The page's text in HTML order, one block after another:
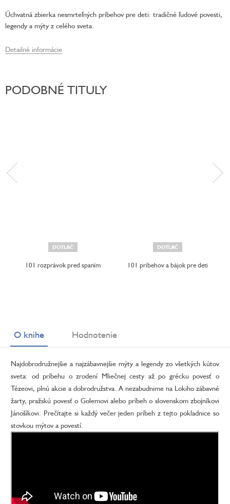
Úchvatná zbierka nesmrteľných príbehov pre deti: tradičné ľudové povesti,
legendy a mýty z celého sveta.
Detailné informácie
PODOBNÉ TITULY
DOTLAČ
101 rozprávok pred spaním
DOTLAČ
101 príbehov a bájok pre deti
O knihe Hodnotenie
Najdobrodružnejšie a najzábavnejšie mýty a legendy zo všetkých kútov
sveta: od príbehu o zrodení Mliečnej cesty až po grécku povesť o
Tézeovi, plnú akcie a dobrodružstva. A nezabudnime na Lokiho zábavné
žarty, pražskú povesť o Golemovi alebo príbeh o slovenskom zbojníkovi
Jánošíkovi. Prečítajte si každý večer jeden príbeh z tejto pokladnice so
stovkou mýtov a povestí.